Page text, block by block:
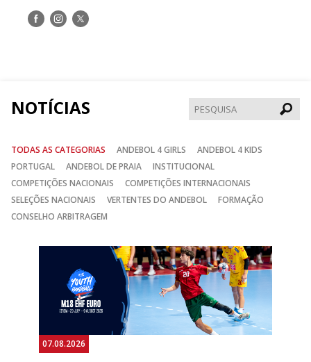
Siga-Siga-Siga-
NOTÍCIAS
TODAS AS CATEGORIAS ANDEBOL 4 GIRLS
ANDEBOL 4 KIDS
PORTUGAL
ANDEBOL DE PRAIA
INSTITUCIONAL
COMPETIÇÕES NACIONAIS
COMPETIÇÕES INTERNACIONAIS
SELEÇÕES NACIONAIS
VERTENTES DO ANDEBOL
FORMAÇÃO
CONSELHO ARBITRAGEM
07.08.2026